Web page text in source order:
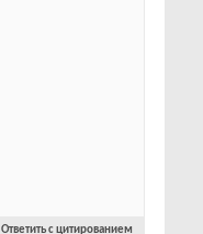
Ответить с цитированием